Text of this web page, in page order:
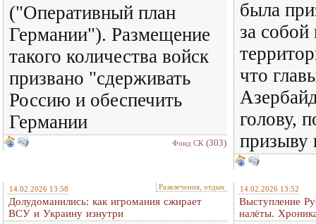
("Оперативный план
Германии"). Размещение
такого количества войск
призвано "сдерживать
Россию и обеспечить
Германии
Фонд СК (303)
была
за
что
голову,
призыву
14.02.2026 13:58 Развлечения, отдых
Долудоманились: как игромания сжирает
ВСУ и Украину изнутри
14.02.2026 13:52
Выступление
налёты.